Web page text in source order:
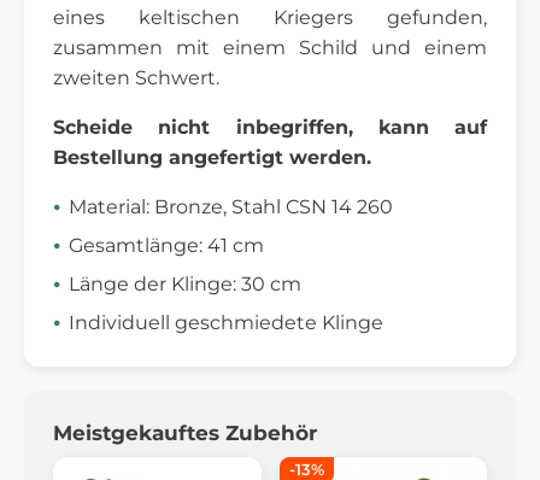
eines keltischen Kriegers gefunden,
zusammen mit einem Schild und einem
zweiten Schwert.
Scheide nicht inbegriffen, kann auf
Bestellung angefertigt werden.
Material: Bronze, Stahl CSN 14 260
Gesamtlänge: 41 cm
Länge der Klinge: 30 cm
Individuell geschmiedete Klinge
Meistgekauftes Zubehör
-13%